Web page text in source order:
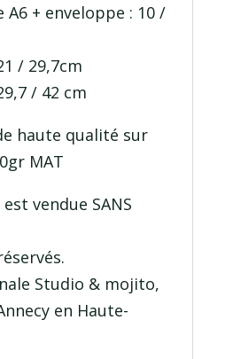
+ enveloppe : 10 /
/ 29,7cm
/ 42 cm
haute qualité sur
MAT
vendue SANS
Studio & mojito,
en Haute-